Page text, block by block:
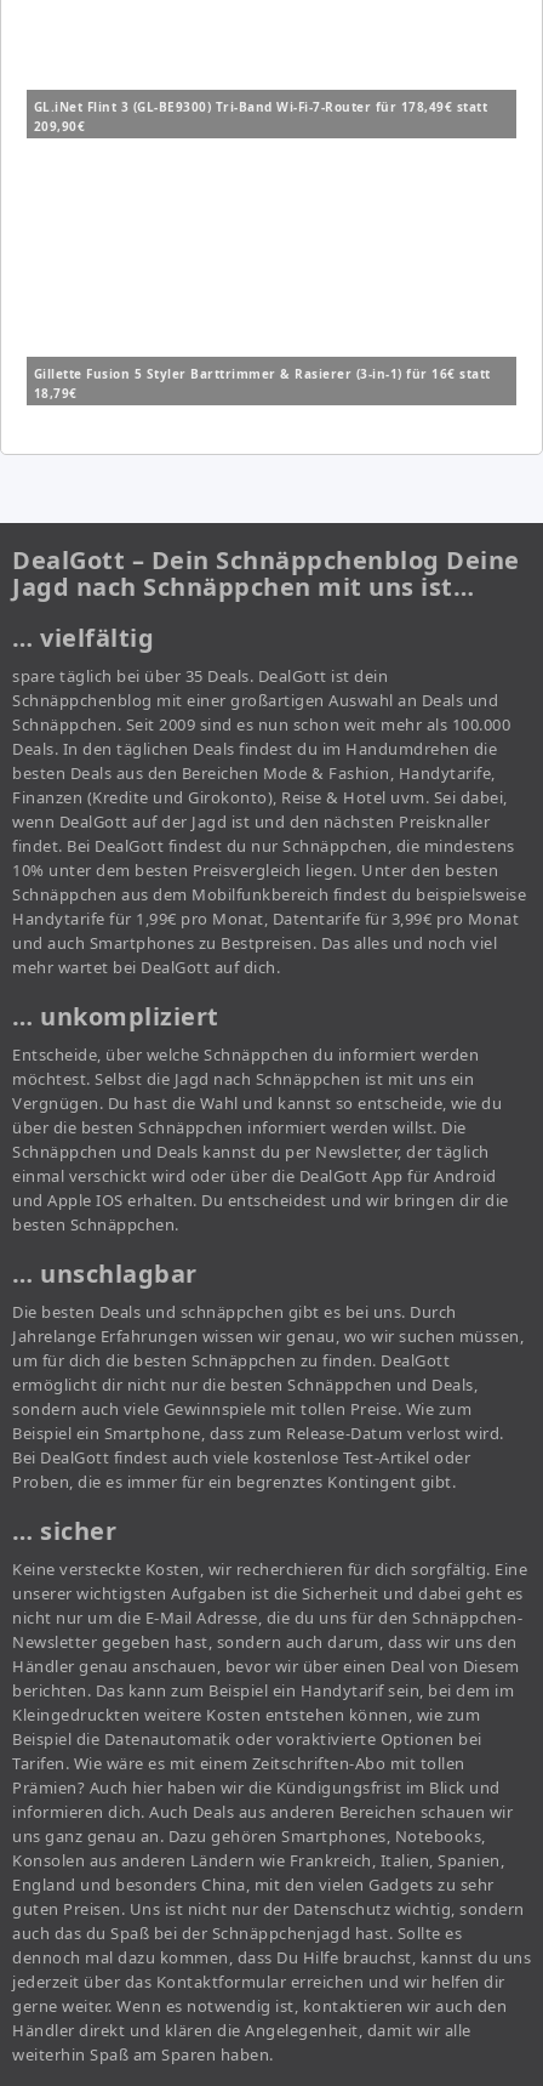
GL.iNet Flint 3 (GL-BE9300) Tri-Band Wi-Fi-7-Router für 178,49€ statt
209,90€
Gillette Fusion 5 Styler Barttrimmer & Rasierer (3-in-1) für 16€ statt
18,79€
DealGott – Dein Schnäppchenblog Deine
Jagd nach Schnäppchen mit uns ist…
… vielfältig
spare täglich bei über 35 Deals. DealGott ist dein
Schnäppchenblog mit einer großartigen Auswahl an Deals und
Schnäppchen. Seit 2009 sind es nun schon weit mehr als 100.000
Deals. In den täglichen Deals findest du im Handumdrehen die
besten Deals aus den Bereichen Mode & Fashion, Handytarife,
Finanzen (Kredite und Girokonto), Reise & Hotel uvm. Sei dabei,
wenn DealGott auf der Jagd ist und den nächsten Preisknaller
findet. Bei DealGott findest du nur Schnäppchen, die mindestens
10% unter dem besten Preisvergleich liegen. Unter den besten
Schnäppchen aus dem Mobilfunkbereich findest du beispielsweise
Handytarife für 1,99€ pro Monat, Datentarife für 3,99€ pro Monat
und auch Smartphones zu Bestpreisen. Das alles und noch viel
mehr wartet bei DealGott auf dich.
… unkompliziert
Entscheide, über welche Schnäppchen du informiert werden
möchtest. Selbst die Jagd nach Schnäppchen ist mit uns ein
Vergnügen. Du hast die Wahl und kannst so entscheide, wie du
über die besten Schnäppchen informiert werden willst. Die
Schnäppchen und Deals kannst du per Newsletter, der täglich
einmal verschickt wird oder über die DealGott App für Android
und Apple IOS erhalten. Du entscheidest und wir bringen dir die
besten Schnäppchen.
… unschlagbar
Die besten Deals und schnäppchen gibt es bei uns. Durch
Jahrelange Erfahrungen wissen wir genau, wo wir suchen müssen,
um für dich die besten Schnäppchen zu finden. DealGott
ermöglicht dir nicht nur die besten Schnäppchen und Deals,
sondern auch viele Gewinnspiele mit tollen Preise. Wie zum
Beispiel ein Smartphone, dass zum Release-Datum verlost wird.
Bei DealGott findest auch viele kostenlose Test-Artikel oder
Proben, die es immer für ein begrenztes Kontingent gibt.
… sicher
Keine versteckte Kosten, wir recherchieren für dich sorgfältig. Eine
unserer wichtigsten Aufgaben ist die Sicherheit und dabei geht es
nicht nur um die E-Mail Adresse, die du uns für den Schnäppchen-
Newsletter gegeben hast, sondern auch darum, dass wir uns den
Händler genau anschauen, bevor wir über einen Deal von Diesem
berichten. Das kann zum Beispiel ein Handytarif sein, bei dem im
Kleingedruckten weitere Kosten entstehen können, wie zum
Beispiel die Datenautomatik oder voraktivierte Optionen bei
Tarifen. Wie wäre es mit einem Zeitschriften-Abo mit tollen
Prämien? Auch hier haben wir die Kündigungsfrist im Blick und
informieren dich. Auch Deals aus anderen Bereichen schauen wir
uns ganz genau an. Dazu gehören Smartphones, Notebooks,
Konsolen aus anderen Ländern wie Frankreich, Italien, Spanien,
England und besonders China, mit den vielen Gadgets zu sehr
guten Preisen. Uns ist nicht nur der Datenschutz wichtig, sondern
auch das du Spaß bei der Schnäppchenjagd hast. Sollte es
dennoch mal dazu kommen, dass Du Hilfe brauchst, kannst du uns
jederzeit über das Kontaktformular erreichen und wir helfen dir
gerne weiter. Wenn es notwendig ist, kontaktieren wir auch den
Händler direkt und klären die Angelegenheit, damit wir alle
weiterhin Spaß am Sparen haben.